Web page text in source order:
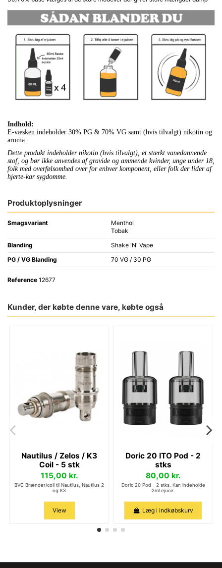
Indhold:
E-væsken indeholder 30% PG & 70% VG samt (hvis tilvalgt) nikotin og
aroma.
Dette produkt indeholder nikotin (hvis tilvalgt), et stærkt vanedannende
stof, og bør ikke anvendes af gravide og ammende kvinder, unge under 18,
folk med overfølsomhed over for enhver komponent, eller folk der lider af
hjerte-kar sygdomme.
Produktoplysninger
Smagsvariant
Menthol
Tobak
Blanding
Shake 'N' Vape
PG / VG Blanding
70 VG / 30 PG
Reference 12677
Kunder, der købte denne vare, købte også
Nautilus / Zelos / K3
Coil - 5 stk
115,00 kr.
BVC Brænder/coil til Nautilus, Nautilus 2
og K3
View
Doric 20 ITO Pod - 2
stks
80,00 kr.
Doric 20 Pod - 2 stks. Kan indeholde
2ml ejuce.
Læg i indkøbskurv